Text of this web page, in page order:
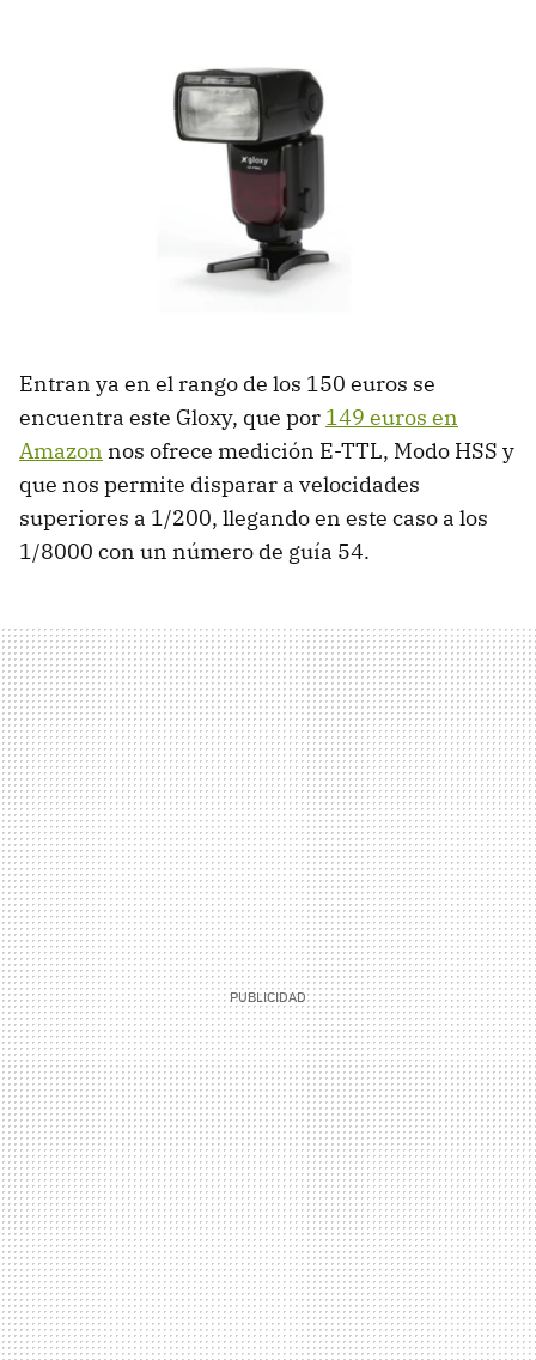
Entran ya en el rango de los 150 euros se
encuentra este Gloxy, que por 149 euros en
Amazon nos ofrece medición E-TTL, Modo HSS y
que nos permite disparar a velocidades
superiores a 1/200, llegando en este caso a los
1/8000 con un número de guía 54.